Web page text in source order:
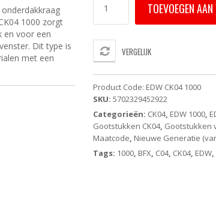
1000 zorgt
en voor een
Dit type is
met een
CK04
gootstuk
pannen
55x98
cm
aantal
TOEVOEGEN
VERGELIJK
Product Code: EDW CK04 1000
SKU: 5702329452922
Categorieën: CK04, EDW 1000,
Gootstukken CK04, Gootstukken
Maatcode, Nieuwe Generatie
Tags: 1000, BFX, C04, CK04, EDW,